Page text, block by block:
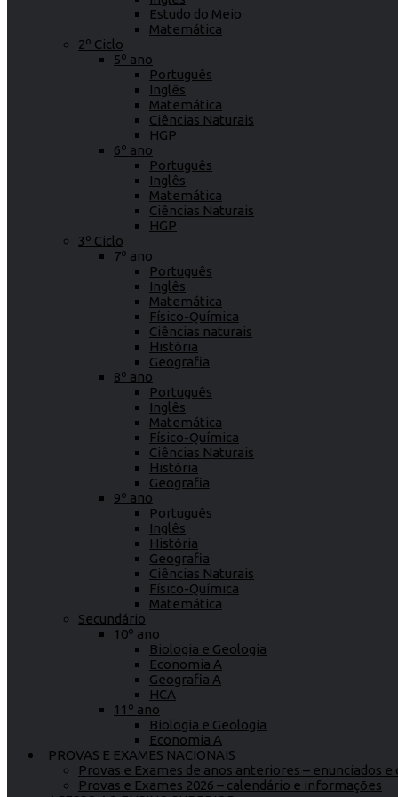
Estudo do Meio
Matemática
2º Ciclo
5º ano
Português
Inglês
Matemática
Ciências Naturais
HGP
6º ano
Português
Inglês
Matemática
Ciências Naturais
HGP
3º Ciclo
7º ano
Português
Inglês
Matemática
Físico-Química
Ciências naturais
História
Geografia
8º ano
Português
Inglês
Matemática
Físico-Química
Ciências Naturais
História
Geografia
9º ano
Português
Inglês
História
Geografia
Ciências Naturais
Físico-Química
Matemática
Secundário
10º ano
Biologia e Geologia
Economia A
Geografia A
HCA
11º ano
Biologia e Geologia
Economia A
PROVAS E EXAMES NACIONAIS
Provas e Exames de anos anteriores – enunciados
Provas e Exames 2026 – calendário e informações